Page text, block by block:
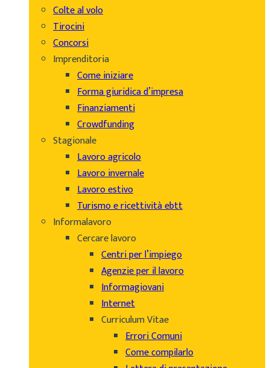
Colte al volo
Tirocini
Concorsi
Imprenditoria
Come iniziare
Forma giuridica d’impresa
Finanziamenti
Crowdfunding
Stagionale
Lavoro agricolo
Lavoro invernale
Lavoro estivo
Turismo e ricettività ebtt
Informalavoro
Cercare lavoro
Centri per l’impiego
Agenzie per il lavoro
Informagiovani
Internet
Curriculum Vitae
Errori Comuni
Come compilarlo